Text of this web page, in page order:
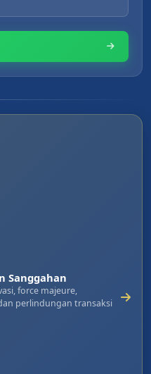
Sanggahan
force majeure,
perlindungan transaksi